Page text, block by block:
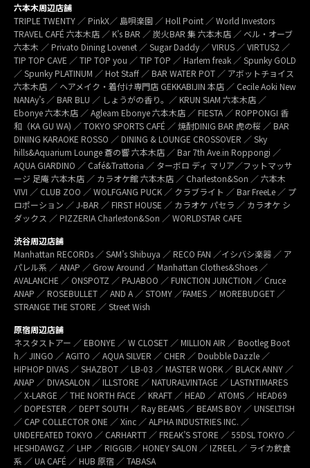
六本木周辺店舗
TRIPLE TWENTY ／ PinkX／ 島唄楽園 ／ Holl Point ／ World Investors
TRAVEL CAFÉ 六本木店 ／ K’s BAR ／ 炭火BAR 集 六本木店 ／ ベル・オーブ
六本木 ／ Privato Dining Lovenet ／ Sugar Daddy ／ VIRUS ／ VIRTUS2 ／
TIP TOP CAVE ／ TIP TOP you ／ TIP TOP ／ Harlem freak ／ Spunky GOLD
／ Spunky PLATINUM ／ Hot Staff ／ BAR WATER POT ／ アボットチョイス
六本木店 ／ ヘアメイク・着付け専門店 GEKKABIJIN 本店 ／ Cecile Aoki New
NANAy’s ／ BAR BLU ／ しょうがの香り。／ KRUN SIAM 六本木店 ／
Ebonye 六本木店 ／ Agleam Ebonye 六本木店 ／ FIESTA ／ ROPPONGI 香
和（KA GU WA) ／ TOKYO SPORTS CAFÉ ／ 焼酎DINIG BAR 虎の桜 ／ BAR
DINING KARAOKE ROSSO ／ DINING & LOUNGE CROSSOVER ／ Sky
hills&Aquarium Lounge 蒼の響 六本木店 ／ Bar 7th Ave.in Roppongi ／
AQUA GIARDINO ／ Café&Trattoria ／ ターボロ ディ マリア／フットマッサ
ージ 足庵 六本木店 ／ カラオケ館 六本木店 ／ Charleston&Son ／ 六本木
VIVI ／ CLUB ZOO ／ WOLFGANG PUCK ／ クラブライト ／ Bar FreeLe ／ プ
ロポーション ／ J-BAR ／ FIRST HOUSE ／ カラオケ パセラ ／ カラオケ シ
ダックス ／ PIZZERIA Charleston&Son ／ WORLDSTAR CAFE
渋谷周辺店舗
Manhattan RECORDs ／ SAM’s Shibuya ／ RECO FAN ／イシバシ楽器 ／ ア
パレル系 ／ ANAP ／ Grow Around ／ Manhattan Clothes&Shoes ／
AVALANCHE ／ ONSPOTZ ／ PAJABOO ／ FUNCTION JUNCTION ／ Cruce
ANAP ／ ROSEBULLET ／ AND A ／ STOMY ／FAMES ／ MOREBUDGET ／
STRANGE THE STORE ／ Street Wish
原宿周辺店舗
ネスタストアー ／ EBONYE ／ W CLOSET ／ MILLION AIR ／ Bootleg Boot
h／ JINGO ／ AGITO ／ AQUA SILVER ／ CHER ／ Doubble Dazzle ／
HIPHOP DIVAS ／ SHAZBOT ／ LB-03 ／ MASTER WORK ／ BLACK ANNY ／
ANAP ／ DIVASALON ／ ILLSTORE ／ NATURALVINTAGE ／ LASTNTIMARES
／ X-LARGE ／ THE NORTH FACE ／ KRAFT ／ HEAD ／ ATOMS ／ HEAD69
／ DOPESTER ／ DEPT SOUTH ／ Ray BEAMS ／ BEAMS BOY ／ UNSELTISH
／ CAP COLLECTOR ONE ／ Xinc ／ ALPHA INDUSTRIES INC. ／
UNDEFEATED TOKYO ／ CARHARTT ／ FREAK’S STORE ／ 55DSL TOKYO ／
HESHDAWGZ ／ LHP ／ RIGGIB／ HONEY SALON ／ IZREEL ／ ライカ飲食
系 ／ UA CAFÉ ／ HUB 原宿 ／ TABASA